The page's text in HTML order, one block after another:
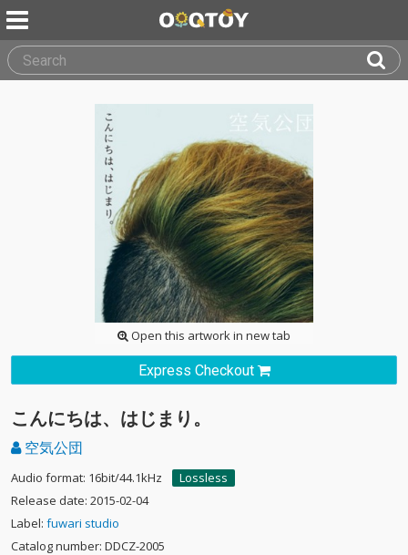
Open this artwork in new tab
Express Checkout
こんにちは、はじまり。
空気公団
Audio format: 16bit/44.1kHz
Lossless
Release date: 2015-02-04
Label: fuwari studio
Catalog number: DDCZ-2005